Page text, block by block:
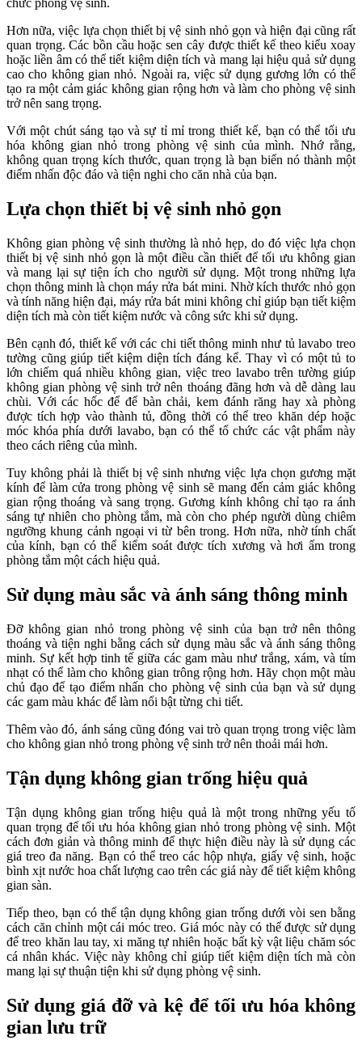
chức phòng vệ sinh.
Hơn nữa, việc lựa chọn thiết bị vệ sinh nhỏ gọn và hiện đại cũng rất
quan trọng. Các bồn cầu hoặc sen cây được thiết kế theo kiểu xoay
hoặc liền âm có thể tiết kiệm diện tích và mang lại hiệu quả sử dụng
cao cho không gian nhỏ. Ngoài ra, việc sử dụng gương lớn có thể
tạo ra một cảm giác không gian rộng hơn và làm cho phòng vệ sinh
trở nên sang trọng.
Với một chút sáng tạo và sự tỉ mỉ trong thiết kế, bạn có thể tối ưu
hóa không gian nhỏ trong phòng vệ sinh của mình. Nhớ rằng,
không quan trọng kích thước, quan trọng là bạn biến nó thành một
điểm nhấn độc đáo và tiện nghi cho căn nhà của bạn.
Lựa chọn thiết bị vệ sinh nhỏ gọn
Không gian phòng vệ sinh thường là nhỏ hẹp, do đó việc lựa chọn
thiết bị vệ sinh nhỏ gọn là một điều cần thiết để tối ưu không gian
và mang lại sự tiện ích cho người sử dụng. Một trong những lựa
chọn thông minh là chọn máy rửa bát mini. Nhờ kích thước nhỏ gọn
và tính năng hiện đại, máy rửa bát mini không chỉ giúp bạn tiết kiệm
diện tích mà còn tiết kiệm nước và công sức khi sử dụng.
Bên cạnh đó, thiết kế với các chi tiết thông minh như tủ lavabo treo
tường cũng giúp tiết kiệm diện tích đáng kể. Thay vì có một tủ to
lớn chiếm quá nhiều không gian, việc treo lavabo trên tường giúp
không gian phòng vệ sinh trở nên thoáng đãng hơn và dễ dàng lau
chùi. Với các hốc để để bàn chải, kem đánh răng hay xà phòng
được tích hợp vào thành tủ, đồng thời có thể treo khăn dép hoặc
móc khóa phía dưới lavabo, bạn có thể tổ chức các vật phẩm này
theo cách riêng của mình.
Tuy không phải là thiết bị vệ sinh nhưng việc lựa chọn gương mặt
kính để làm cửa trong phòng vệ sinh sẽ mang đến cảm giác không
gian rộng thoáng và sang trọng. Gương kính không chỉ tạo ra ánh
sáng tự nhiên cho phòng tắm, mà còn cho phép người dùng chiêm
ngưỡng khung cảnh ngoại vi từ bên trong. Hơn nữa, nhờ tính chất
của kính, bạn có thể kiểm soát được tích xương và hơi ẩm trong
phòng tắm một cách hiệu quả.
Sử dụng màu sắc và ánh sáng thông minh
Đỡ không gian nhỏ trong phòng vệ sinh của bạn trở nên thông
thoáng và tiện nghi bằng cách sử dụng màu sắc và ánh sáng thông
minh. Sự kết hợp tinh tế giữa các gam màu như trắng, xám, và tím
nhạt có thể làm cho không gian trông rộng hơn. Hãy chọn một màu
chủ đạo để tạo điểm nhấn cho phòng vệ sinh của bạn và sử dụng
các gam màu khác để làm nổi bật từng chi tiết.
Thêm vào đó, ánh sáng cũng đóng vai trò quan trọng trong việc làm
cho không gian nhỏ trong phòng vệ sinh trở nên thoải mái hơn.
Tận dụng không gian trống hiệu quả
Tận dụng không gian trống hiệu quả là một trong những yếu tố
quan trọng để tối ưu hóa không gian nhỏ trong phòng vệ sinh. Một
cách đơn giản và thông minh để thực hiện điều này là sử dụng các
giá treo đa năng. Bạn có thể treo các hộp nhựa, giấy vệ sinh, hoặc
bình xịt nước hoa chất lượng cao trên các giá này để tiết kiệm không
gian sàn.
Tiếp theo, bạn có thể tận dụng không gian trống dưới vòi sen bằng
cách căn chỉnh một cái móc treo. Giá móc này có thể được sử dụng
để treo khăn lau tay, xi măng tự nhiên hoặc bất kỳ vật liệu chăm sóc
cá nhân khác. Việc này không chỉ giúp tiết kiệm diện tích mà còn
mang lại sự thuận tiện khi sử dụng phòng vệ sinh.
Sử dụng giá đỡ và kệ để tối ưu hóa không
gian lưu trữ